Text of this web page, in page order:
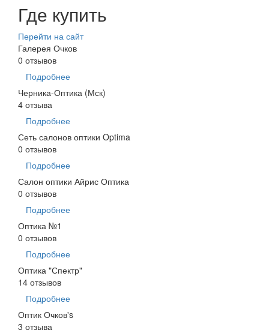
Где купить
Перейти на сайт
Галерея Очков
0 отзывов
Подробнее
Черника-Оптика (Мск)
4 отзыва
Подробнее
Сеть салонов оптики Optima
0 отзывов
Подробнее
Салон оптики Айрис Оптика
0 отзывов
Подробнее
Оптика №1
0 отзывов
Подробнее
Оптика "Спектр"
14 отзывов
Подробнее
Оптик Очков's
3 отзыва